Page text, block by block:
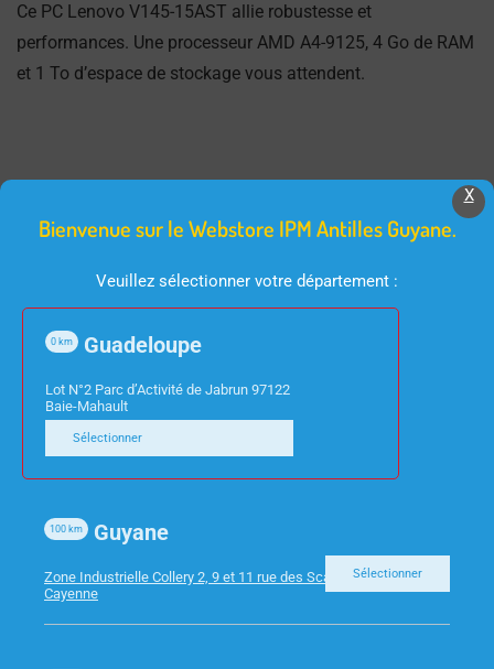
Ce PC Lenovo V145-15AST allie robustesse et
performances. Une processeur AMD A4-9125, 4 Go de RAM
et 1 To d’espace de stockage vous attendent.
INFORMATIQUE
HUBUSB7ALU3 TNB
INFORMATIQUE
ST3105GS GIGABIT
X
Bienvenue sur le Webstore IPM Antilles Guyane.
Veuillez sélectionner votre département :
Guadeloupe
0 km
Lot N°2 Parc d’Activité de Jabrun 97122
Baie-Mahault
Sélectionner
Guyane
100 km
Zone Industrielle Collery 2, 9 et 11 rue des Scarabees 97300
Cayenne
Sélectionner